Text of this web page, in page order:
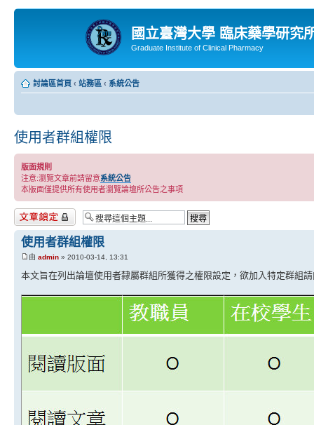
國立臺灣大學 臨床藥學研究
Graduate Institute of Clinical Pharmacy
討論區首頁 ‹ 站務區 ‹ 系統公告
使用者群組權限
版面規則
注意:瀏覽文章前請留意系統公告
本版面僅提供所有使用者瀏覽論壇所公告之事項
主題已鎖定
使用者群組權限
由 admin » 2010-03-14, 13:31
本文旨在列出論壇使用者隸屬群組所獲得之權限設定，欲加入特定群組